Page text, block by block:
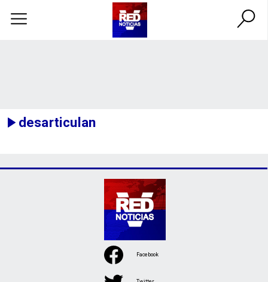
desarticulan
Facebook